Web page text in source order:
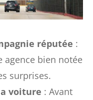
réputée :
agence bien notée
surprises.
voiture : Avant